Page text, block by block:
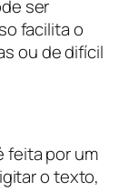
ser
facilita o
ou de difícil
feita por um
o texto,